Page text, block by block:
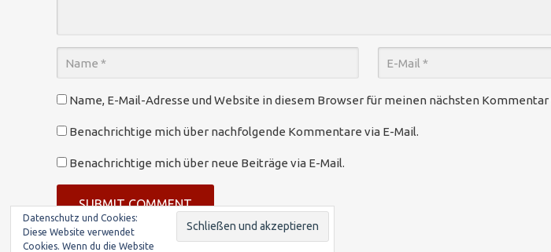
Name, E-Mail-Adresse und Website in diesem Browser für meinen nächsten Kommentar
Benachrichtige mich über nachfolgende Kommentare via E-Mail.
Benachrichtige mich über neue Beiträge via E-Mail.
Datenschutz und Cookies:
Diese Website verwendet
Cookies. Wenn du die Website